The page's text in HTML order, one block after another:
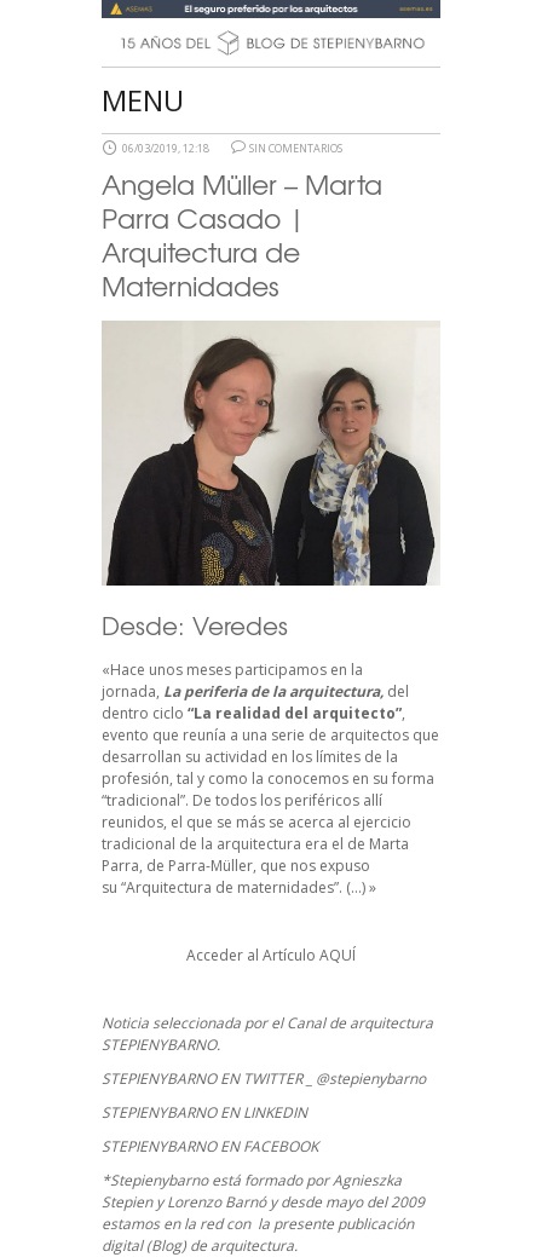
MENU
06/03/2019, 12:18 SIN COMENTARIOS
Angela Müller – Marta
Parra Casado |
Arquitectura de
Maternidades
Desde: Veredes
«Hace unos meses participamos en la
jornada, La periferia de la arquitectura, del
dentro ciclo “La realidad del arquitecto”,
evento que reunía a una serie de arquitectos que
desarrollan su actividad en los límites de la
profesión, tal y como la conocemos en su forma
“tradicional”. De todos los periféricos allí
reunidos, el que se más se acerca al ejercicio
tradicional de la arquitectura era el de Marta
Parra, de Parra-Müller, que nos expuso
su “Arquitectura de maternidades”. (…) »
Acceder al Artículo AQUÍ
Noticia seleccionada por el Canal de arquitectura
STEPIENYBARNO.
STEPIENYBARNO EN TWITTER _ @stepienybarno
STEPIENYBARNO EN LINKEDIN
STEPIENYBARNO EN FACEBOOK
*Stepienybarno está formado por Agnieszka
Stepien y Lorenzo Barnó y desde mayo del 2009
estamos en la red con la presente publicación
digital (Blog) de arquitectura.